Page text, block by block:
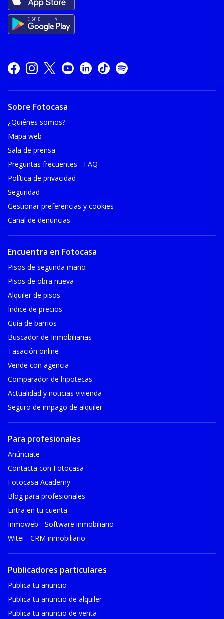
Sobre Fotocasa
¿Quiénes somos?
Mapa web
Sala de prensa
Preguntas frecuentes - FAQ
Política de privacidad
Seguridad
Gestionar preferencias y cookies
Canal de denuncias
Encuentra en Fotocasa
Pisos de segunda mano
Pisos de obra nueva
Alquiler de pisos
Índice de precios
Guía de barrios
Buscador de Inmobiliarias
Tasación online
Vende con agencia
Comparador de hipotecas
Actualidad y noticias vivienda
Seguro de impago de alquiler
Para profesionales
Anúnciate
Contacta con Fotocasa
Fotocasa Academy
Blog para profesionales
Entra en tu cuenta
Inmoweb - Software inmobiliario
Witei - CRM inmobiliario
Publicadores particulares
Publica tu anuncio
Publica tu anuncio de alquiler
Publica tu anuncio de venta